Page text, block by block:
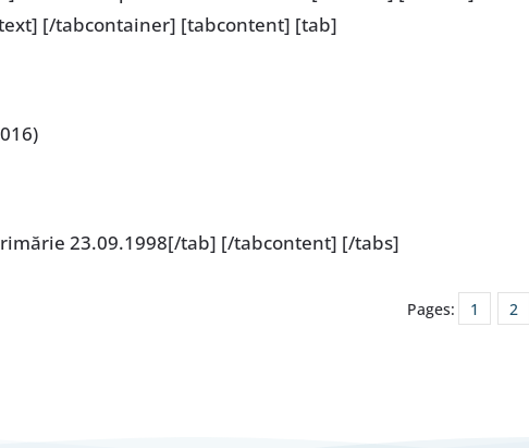
[/tabcontainer] [tabcontent] [tab]
23.09.1998[/tab] [/tabcontent] [/tabs]
Pages: 1 2